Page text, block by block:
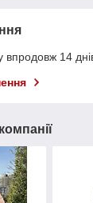
впродовж 14